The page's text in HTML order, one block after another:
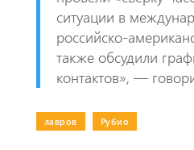
ситуации в
российско-
также обсудили
контактов», —
лавров Рубио